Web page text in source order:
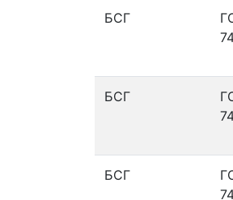
БСГ
БСГ
БСГ